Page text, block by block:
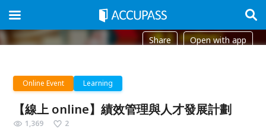
Share Open with app
Online Event Learning
【線上 online】績效管理與人才發展計劃
1,369 2